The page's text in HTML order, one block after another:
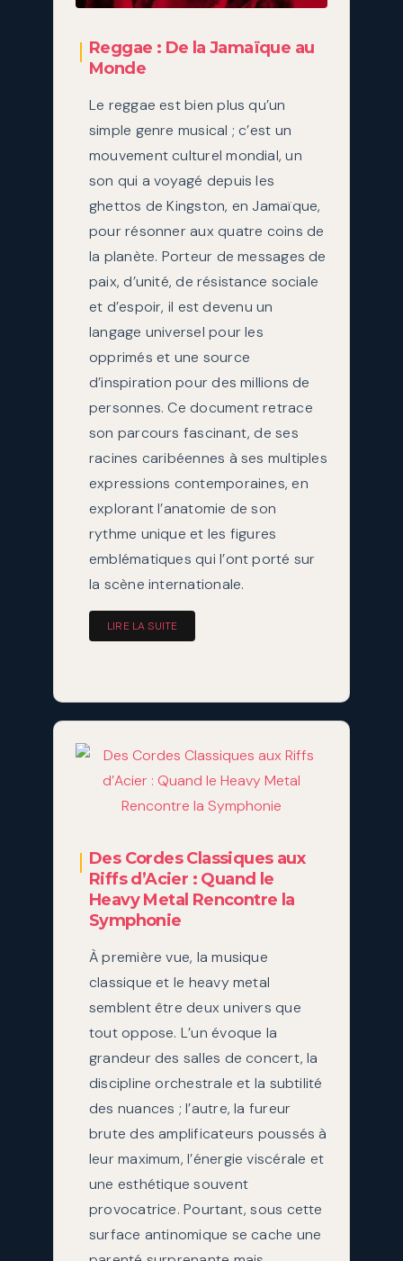
Reggae : De la Jamaïque au
Monde
Le reggae est bien plus qu’un
simple genre musical ; c’est un
mouvement culturel mondial, un
son qui a voyagé depuis les
ghettos de Kingston, en Jamaïque,
pour résonner aux quatre coins de
la planète. Porteur de messages de
paix, d’unité, de résistance sociale
et d’espoir, il est devenu un
langage universel pour les
opprimés et une source
d’inspiration pour des millions de
personnes. Ce document retrace
son parcours fascinant, de ses
racines caribéennes à ses multiples
expressions contemporaines, en
explorant l’anatomie de son
rythme unique et les figures
emblématiques qui l’ont porté sur
la scène internationale.
LIRE LA SUITE
Des Cordes Classiques aux
Riffs d’Acier : Quand le
Heavy Metal Rencontre la
Symphonie
À première vue, la musique
classique et le heavy metal
semblent être deux univers que
tout oppose. L’un évoque la
grandeur des salles de concert, la
discipline orchestrale et la subtilité
des nuances ; l’autre, la fureur
brute des amplificateurs poussés à
leur maximum, l’énergie viscérale et
une esthétique souvent
provocatrice. Pourtant, sous cette
surface antinomique se cache une